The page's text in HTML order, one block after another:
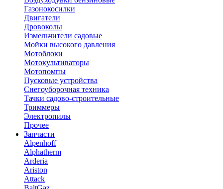
Газонокосилки
Двигатели
Дровоколы
Измельчители садовые
Мойки высокого давления
Мотоблоки
Мотокультиваторы
Мотопомпы
Пусковые устройства
Снегоуборочная техника
Тачки садово-строительные
Триммеры
Электропилы
Прочее
Запчасти
Alpenhoff
Alphatherm
Arderia
Ariston
Attack